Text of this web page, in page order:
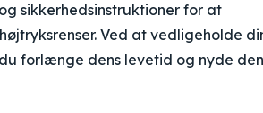
sikkerhedsinstruktioner for at
Ved at vedligeholde
forlænge dens levetid og nyde